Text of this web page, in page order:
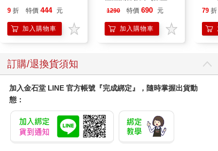
在短期內給你帶來好處，但是從長期來看，都是給自己埋下的
四、別人都不真誠，我也要真誠嗎？
我們無法瞬間改變這個不夠真誠的大環境，但我們⾄少可以控制
自己，讓自己從一個更長遠的⾓度去理解溝通。我們和別人說
的、對別人做的，無時無刻不在傳遞一個訊息：我是誰。
我把自己當成一個誠實守信的人，我就會特別在意我是不是留給
別人這樣的印象。我不希望別人覺得我是個不講信⽤的人，所以
我會努力去約束自己的⾏為。如果我不把自己當回事，而把自己
當成一個賴⽪的人，我就會坑蒙拐騙。
在乎真誠，這是一個做大事的人最終能成功的原則之一。
Stories in 1 Book.
9 折 特價 444 元
加入購物車
肩/手肘通用) 無線充電
膝熱敷 【單入組】
1290 特價 690 元
加入購物車
79 折
訂購/退換貨須知
加入金石堂 LINE 官方帳號『完成綁定』，隨時掌握出貨動
態：